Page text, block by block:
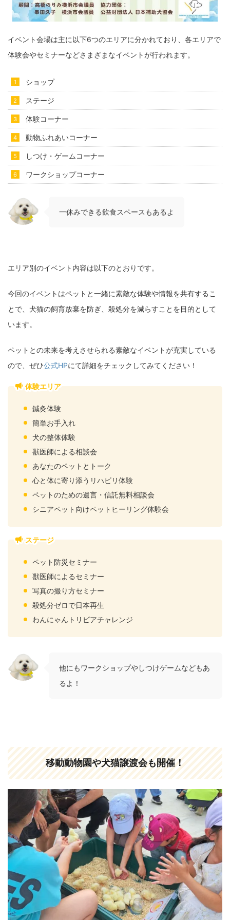
イベント会場は主に以下6つのエリアに分かれており、各エリアで
体験会やセミナーなどさまざまなイベントが行われます。
ショップ
ステージ
体験コーナー
動物ふれあいコーナー
しつけ・ゲームコーナー
ワークショップコーナー
一休みできる飲食スペースもあるよ
エリア別のイベント内容は以下のとおりです。
今回のイベントはペットと一緒に素敵な体験や情報を共有するこ
とで、犬猫の飼育放棄を防ぎ、殺処分を減らすことを目的として
います。
ペットとの未来を考えさせられる素敵なイベントが充実している
ので、ぜひ公式HPにて詳細をチェックしてみてください！
体験エリア
鍼灸体験
簡単お手入れ
犬の整体体験
獣医師による相談会
あなたのペットとトーク
心と体に寄り添うリハビリ体験
ペットのための遺言・信託無料相談会
シニアペット向けペットヒーリング体験会
ステージ
ペット防災セミナー
獣医師によるセミナー
写真の撮り方セミナー
殺処分ゼロで日本再生
わんにゃんトリビアチャレンジ
他にもワークショップやしつけゲームなどもあ
るよ！
移動動物園や犬猫譲渡会も開催！